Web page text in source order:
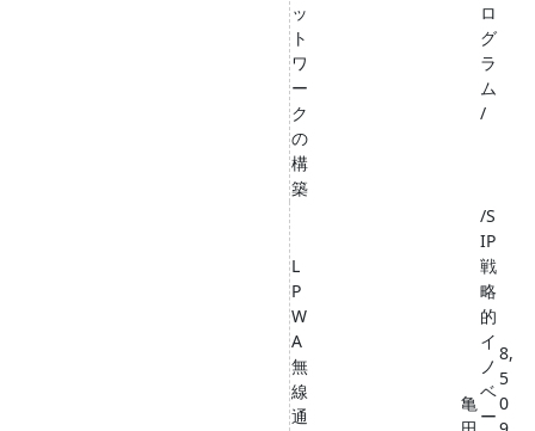
ッ
ト
ワ
ー
ク
の
構
築
ロ
グ
ラ
ム
/
L
P
W
A
無
線
通
亀
/S
IP
戦
略
的
イ
ノ
ベ
ー
8,
5
0